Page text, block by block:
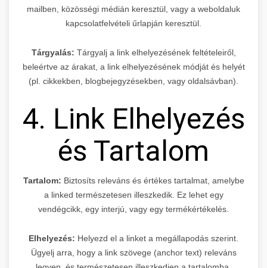
mailben, közösségi médián keresztül, vagy a weboldaluk
kapcsolatfelvételi űrlapján keresztül.
Tárgyalás: Tárgyalj a link elhelyezésének feltételeiről,
beleértve az árakat, a link elhelyezésének módját és helyét
(pl. cikkekben, blogbejegyzésekben, vagy oldalsávban).
4. Link Elhelyezés
és Tartalom
Tartalom: Biztosíts releváns és értékes tartalmat, amelybe
a linked természetesen illeszkedik. Ez lehet egy
vendégcikk, egy interjú, vagy egy termékértékelés.
Elhelyezés: Helyezd el a linket a megállapodás szerint.
Ügyelj arra, hogy a link szövege (anchor text) releváns